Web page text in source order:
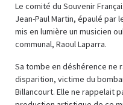
Le comité du Souvenir
Jean-Paul Martin, épaulé par
mis en lumière un musicien
communal, Raoul Laparra.
Sa tombe en déshérence ne
disparition, victime du
Billancourt. Elle ne rappelait